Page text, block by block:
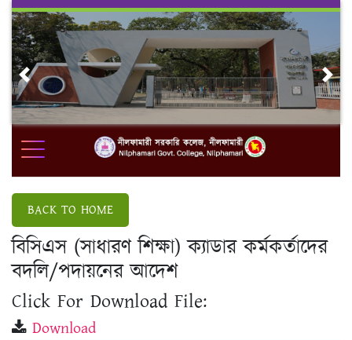
Skip
content
Previous
BACK TO HOME
বিসিএস (সাধারণ শিক্ষা) ক্যাডার কর্মকর্তাদের
বদলি/পদায়নের আদেশ
Click For Download File:
Download